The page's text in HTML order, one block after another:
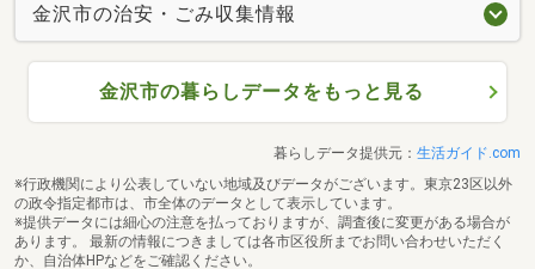
金沢市の治安・ごみ収集情報
金沢市の暮らしデータをもっと見る
暮らしデータ提供元： 生活ガイド.com
※行政機関により公表していない地域及びデータがございます。東京23区以外
の政令指定都市は、市全体のデータとして表示しています。
※提供データには細心の注意を払っておりますが、調査後に変更がある場合が
あります。 最新の情報につきましては各市区役所までお問い合わせいただく
か、自治体HPなどをご確認ください。